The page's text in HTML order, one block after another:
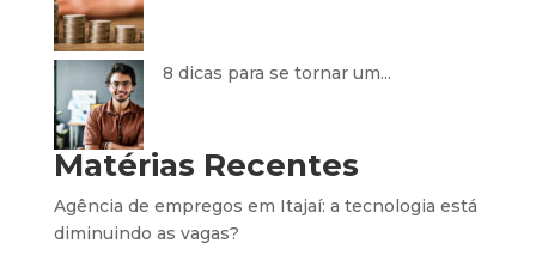
8 dicas para se tornar um...
Matérias Recentes
Agência de empregos em Itajaí: a tecnologia está
diminuindo as vagas?